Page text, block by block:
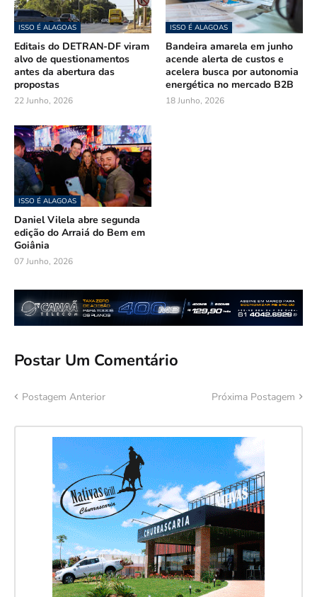
ISSO É ALAGOAS
Editais do DETRAN-DF viram
alvo de questionamentos
antes da abertura das
propostas
22 Junho, 2026
ISSO É ALAGOAS
Bandeira amarela em junho
acende alerta de custos e
acelera busca por autonomia
energética no mercado B2B
18 Junho, 2026
ISSO É ALAGOAS
Daniel Vilela abre segunda
edição do Arraiá do Bem em
Goiânia
07 Junho, 2026
Postar Um Comentário
Postagem Anterior Próxima Postagem